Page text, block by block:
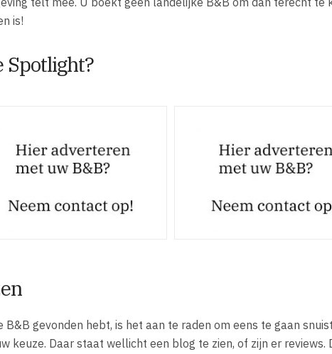
is!
Spotlight?
gevonden hebt, is het aan te raden om eens te gaan
keuze. Daar staat wellicht een blog te zien, of zijn er reviews.